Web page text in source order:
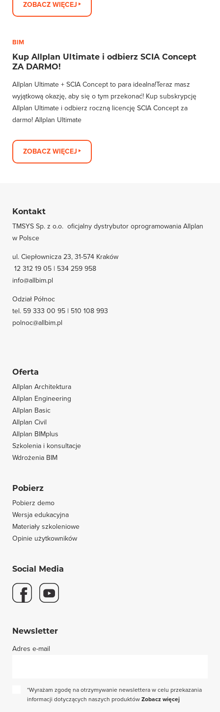
ZOBACZ WIĘCEJ
BIM
Kup Allplan Ultimate i odbierz SCIA Concept
ZA DARMO!
Allplan Ultimate + SCIA Concept to para idealna!Teraz masz
wyjątkową okazję, aby się o tym przekonać! Kup subskrypcję
Allplan Ultimate i odbierz roczną licencję SCIA Concept za
darmo! Allplan Ultimate
ZOBACZ WIĘCEJ
Kontakt
TMSYS Sp. z o.o. ­ oficjalny dystrybutor oprogramowania Allplan
w Polsce
ul. Ciepłownicza 23, 31-574 Kraków
12 312 19 05 | 534 259 958
info@allbim.pl
Odział Północ
tel. 59 333 00 95 | 510 108 993
polnoc@allbim.pl
Oferta
Allplan Architektura
Allplan Engineering
Allplan Basic
Allplan Civil
Allplan BIMplus
Szkolenia i konsultacje
Wdrożenia BIM
Pobierz
Pobierz demo
Wersja edukacyjna
Materiały szkoleniowe
Opinie użytkowników
Social Media
Newsletter
Adres e-mail
*Wyrażam zgodę na otrzymywanie newslettera w celu przekazania
informacji dotyczących naszych produktów Zobacz więcej